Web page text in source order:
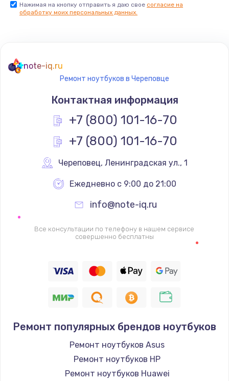
Нажимая на кнопку отправить я даю свое согласие на
обработку моих персональных данных.
note-iq.ru
Ремонт ноутбуков в Череповце
Контактная информация
+7 (800) 101-16-70
+7 (800) 101-16-70
Череповец, Ленинградская ул., 1
Ежедневно с 9:00 до 21:00
info@note-iq.ru
Все консультации по телефону в нашем сервисе
совершенно бесплатны
Ремонт популярных брендов ноутбуков
Ремонт ноутбуков Asus
Ремонт ноутбуков HP
Ремонт ноутбуков Huawei